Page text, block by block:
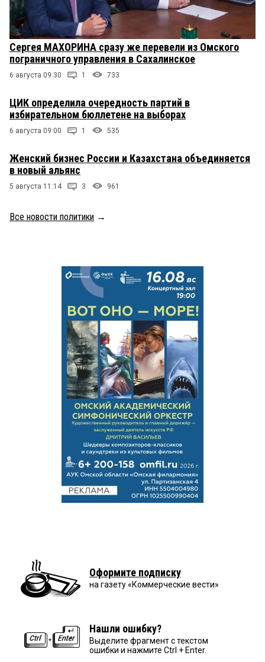
Сергея МАХОРИНА сразу же перевели из Омского
пограничного управления в Сахалинское
6 августа 09:30 1 733
ЦИК определила очередность партий в
избирательном бюллетене на выборах
6 августа 09:00 1 535
Женский бизнес России и Казахстана объединяется
в новый альянс
5 августа 11:14 3 961
Все новости политики →
Оформите подписку
на газету «Коммерческие вести»
Нашли ошибку?
Выделите фрагмент с текстом
ошибки и нажмите Ctrl + Enter.